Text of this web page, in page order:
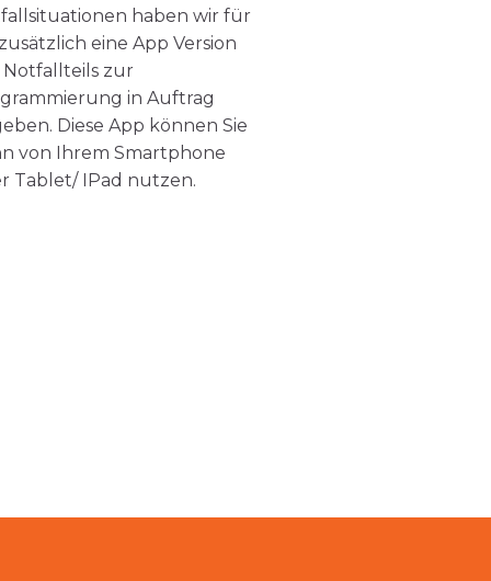
haben wir für
eine App Version
Notfallteils zur
in Auftrag
Diese App können Sie
von Ihrem Smartphone
Tablet/ IPad nutzen.